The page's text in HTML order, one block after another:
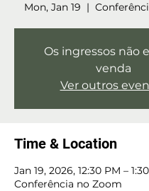
Mon, Jan 19
  |
Os ingressos não
venda
Ver outros
Time & Location
Jan 19, 2026, 12:30 PM –
Conferência no Zoom